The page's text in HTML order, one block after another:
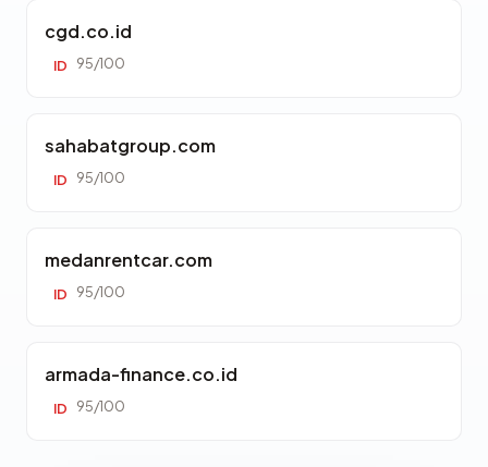
cgd.co.id
ID 95/100
sahabatgroup.com
ID 95/100
medanrentcar.com
ID 95/100
armada-finance.co.id
ID 95/100